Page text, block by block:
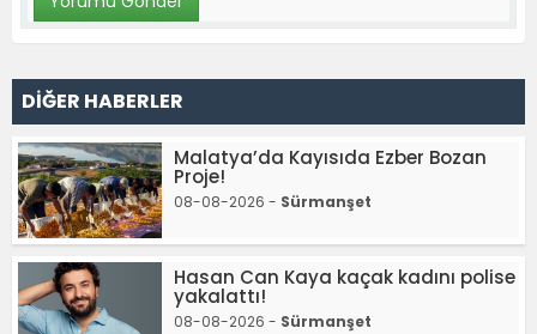
DİĞER HABERLER
Malatya’da Kayısıda Ezber Bozan
Proje!
08-08-2026 - Sürmanşet
Hasan Can Kaya kaçak kadını polise
yakalattı!
08-08-2026 - Sürmanşet